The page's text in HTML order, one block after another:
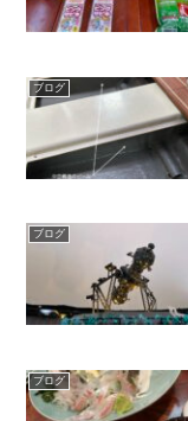
ブログ
ブログ
ブログ